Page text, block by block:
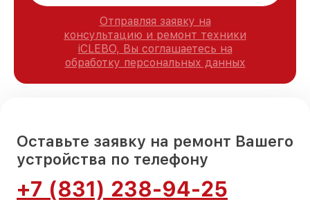
Отправляя заявку на
консультацию и ремонт техники
iCLEBO, Вы соглашаетесь на
обработку персональных данных
Оставьте заявку на ремонт Вашего
устройства по телефону
+7 (831) 238-94-25